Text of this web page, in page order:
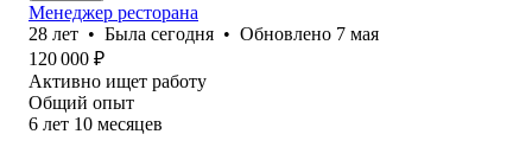
Менеджер ресторана
28 лет • Была сегодня • Обновлено 7 мая
120 000 ₽
Активно ищет работу
Общий опыт
6 лет 10 месяцев